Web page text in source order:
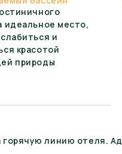
идеальное место,
и
красотой
природы
линию отеля.